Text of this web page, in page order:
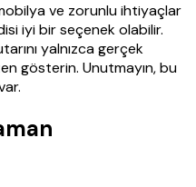
ve zorunlu ihtiyaçlar
iyi bir seçenek olabilir.
yalnızca gerçek
gösterin. Unutmayın, bu